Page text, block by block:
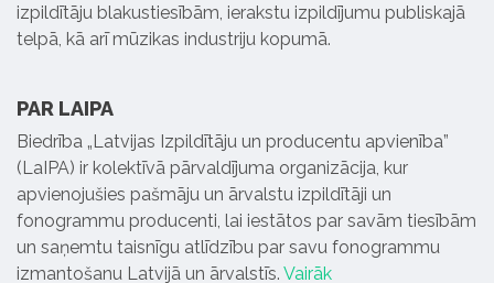
izpildītāju blakustiesībām, ierakstu izpildījumu publiskajā
telpā, kā arī mūzikas industriju kopumā.
PAR LAIPA
Biedrība „Latvijas Izpildītāju un producentu apvienība”
(LaIPA) ir kolektīvā pārvaldījuma organizācija, kur
apvienojušies pašmāju un ārvalstu izpildītāji un
fonogrammu producenti, lai iestātos par savām tiesībām
un saņemtu taisnīgu atlīdzību par savu fonogrammu
izmantošanu Latvijā un ārvalstīs. Vairāk